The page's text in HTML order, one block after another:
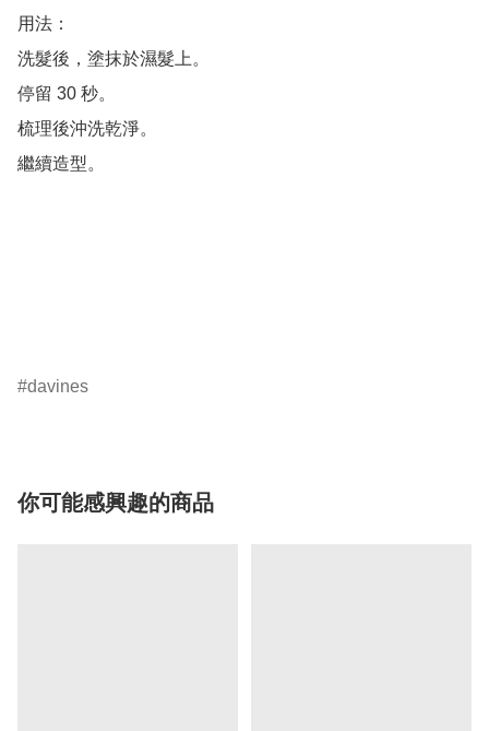
用法：
洗髮後，塗抹於濕髮上。
停留 30 秒。
梳理後沖洗乾淨。
繼續造型。
davines
你可能感興趣的商品